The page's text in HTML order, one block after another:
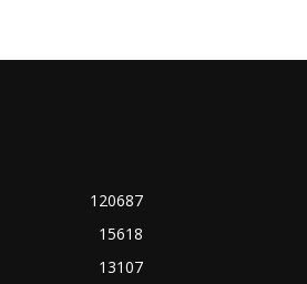
120687
15618
13107